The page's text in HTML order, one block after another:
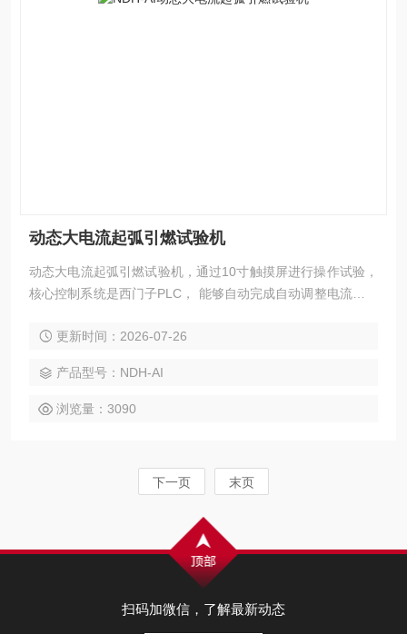
动态大电流起弧引燃试验机
动态大电流起弧引燃试验机，通过10寸触摸屏进行操作试验，
核心控制系统是西门子PLC， 能够自动完成自动调整电流、起
化和自动化比较高的检测设备。
更新时间：2026-07-26
产品型号：NDH-AI
浏览量：3090
下一页 末页
扫码加微信，了解最新动态